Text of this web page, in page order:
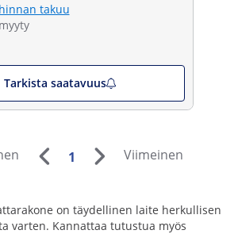
takuu
Tarkista saatavuus
1 Viimeinen
on täydellinen laite herkullisen
varten. Kannattaa tutustua myös